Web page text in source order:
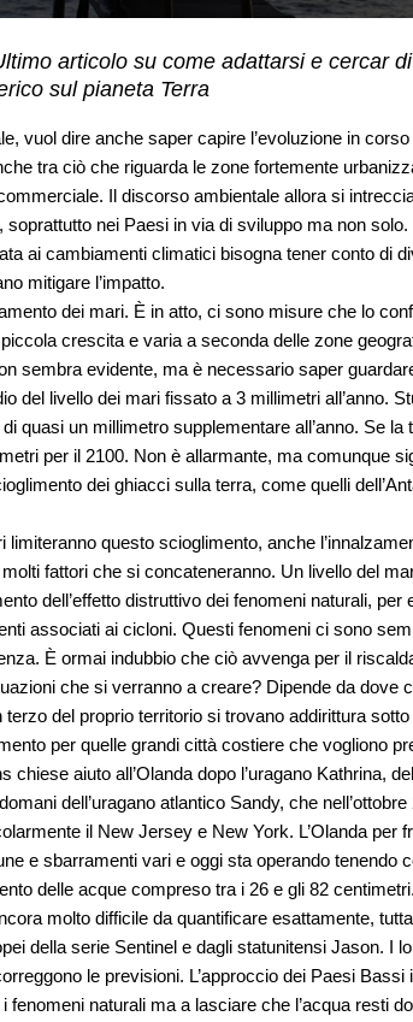
articolo su come adattarsi e cercar
sul pianeta Terra
vuol dire anche saper capire l’evoluzione in
tra ciò che riguarda le zone fortemente
Il discorso ambientale allora si
soprattutto nei Paesi in via di sviluppo ma non
ai cambiamenti climatici bisogna tener conto di
mitigare l’impatto.
dei mari. È in atto, ci sono misure che lo
crescita e varia a seconda delle zone
sembra evidente, ma è necessario saper
del livello dei mari fissato a 3 millimetri all’anno.
quasi un millimetro supplementare all’anno. Se
per il 2100. Non è allarmante, ma comunque
dei ghiacci sulla terra, come quelli
limiteranno questo scioglimento, anche
molti fattori che si concateneranno. Un livello del
dell’effetto distruttivo dei fenomeni naturali,
associati ai cicloni. Questi fenomeni ci sono
È ormai indubbio che ciò avvenga per il
che si verranno a creare? Dipende da dove
del proprio territorio si trovano addirittura
per quelle grandi città costiere che vogliono
chiese aiuto all’Olanda dopo l’uragano Kathrina,
dell’uragano atlantico Sandy, che
il New Jersey e New York. L’Olanda per
e sbarramenti vari e oggi sta operando tenendo
delle acque compreso tra i 26 e gli 82 centimetri.
molto difficile da quantificare esattamente,
della serie Sentinel e dagli statunitensi Jason. I
le previsioni. L’approccio dei Paesi
fenomeni naturali ma a lasciare che l’acqua resti